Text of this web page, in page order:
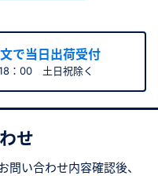
で当日出荷受付
：00 土日祝除く
せ
問い合わせ内容確認後、